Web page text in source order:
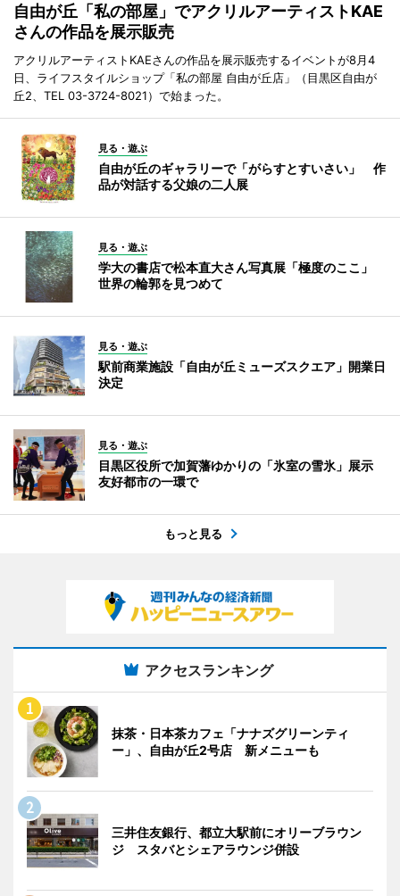
自由が丘「私の部屋」でアクリルアーティストKAE
さんの作品を展示販売
アクリルアーティストKAEさんの作品を展示販売するイベントが8月4
日、ライフスタイルショップ「私の部屋 自由が丘店」（目黒区自由が
丘2、TEL 03-3724-8021）で始まった。
見る・遊ぶ
自由が丘のギャラリーで「がらすとすいさい」 作
品が対話する父娘の二人展
見る・遊ぶ
学大の書店で松本直大さん写真展「極度のここ」
世界の輪郭を見つめて
見る・遊ぶ
駅前商業施設「自由が丘ミューズスクエア」開業日
決定
見る・遊ぶ
目黒区役所で加賀藩ゆかりの「氷室の雪氷」展示
友好都市の一環で
もっと見る
アクセスランキング
抹茶・日本茶カフェ「ナナズグリーンティ
ー」、自由が丘2号店 新メニューも
三井住友銀行、都立大駅前にオリーブラウン
ジ スタバとシェアラウンジ併設